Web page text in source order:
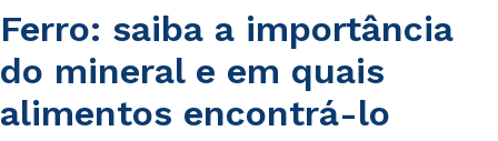
Ferro: saiba a importância
do mineral e em quais
alimentos encontrá-lo